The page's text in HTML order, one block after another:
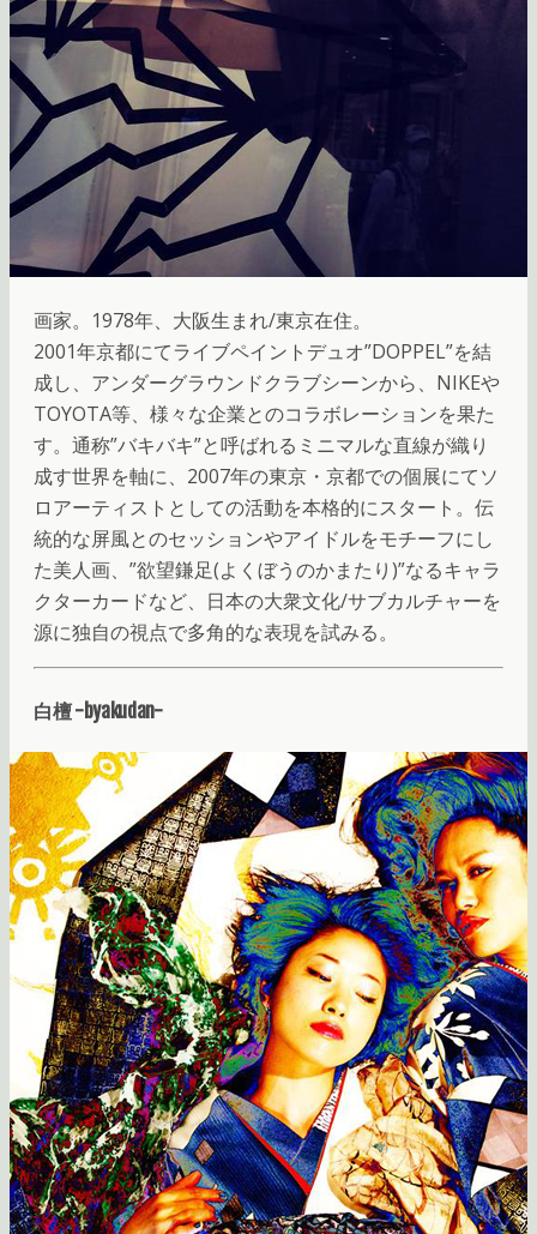
画家。1978年、大阪生まれ/東京在住。
2001年京都にてライブペイントデュオ”DOPPEL”を結
成し、アンダーグラウンドクラブシーンから、NIKEや
TOYOTA等、様々な企業とのコラボレーションを果た
す。通称”バキバキ”と呼ばれるミニマルな直線が織り
成す世界を軸に、2007年の東京・京都での個展にてソ
ロアーティストとしての活動を本格的にスタート。伝
統的な屏風とのセッションやアイドルをモチーフにし
た美人画、”欲望鎌足(よくぼうのかまたり)”なるキャラ
クターカードなど、日本の大衆文化/サブカルチャーを
源に独自の視点で多角的な表現を試みる。
白檀 -byakudan-